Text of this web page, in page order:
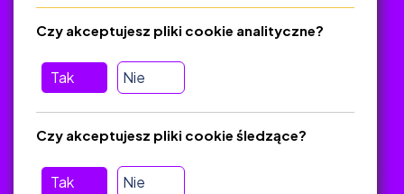
Regulamin
O platformie
Baza materiałów dydaktycznych
Jak zostać autorem
FAQ
Tak Nie
Czy akceptujesz pliki cookie analityczne?
Tak Nie
Czy akceptujesz pliki cookie śledzące?